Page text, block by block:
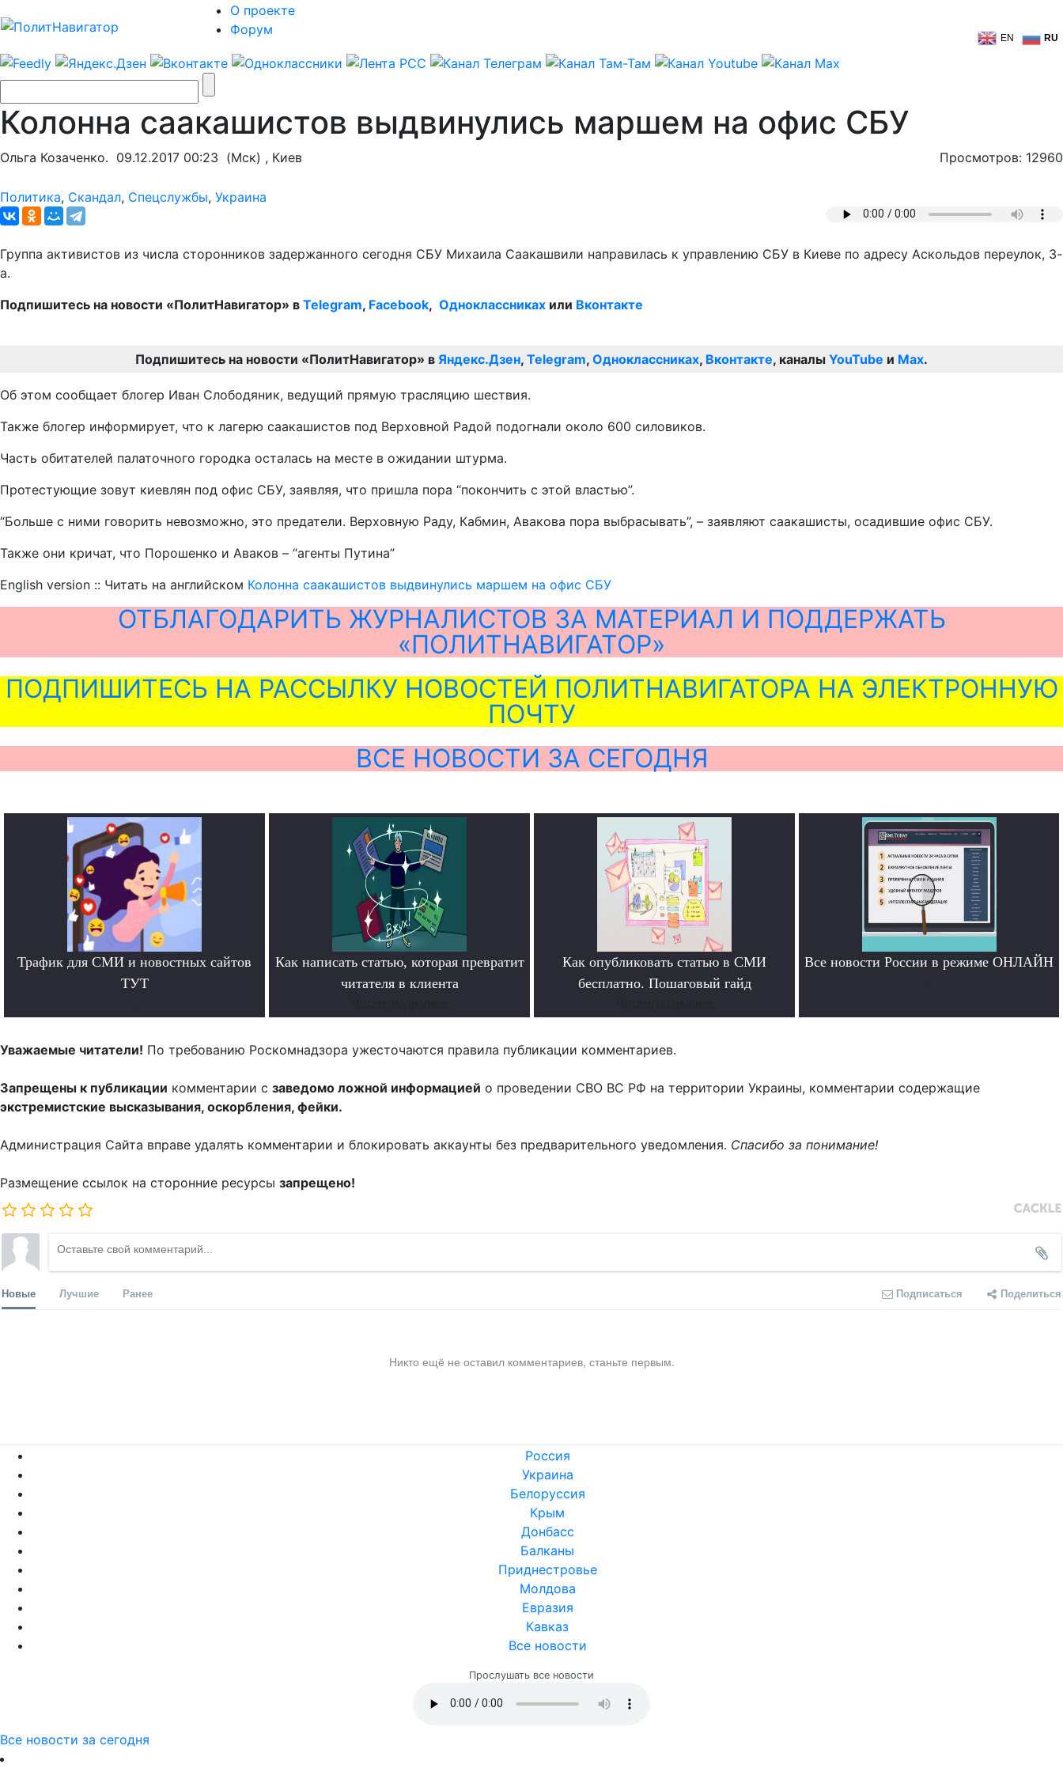
О проекте
Форум
EN RU
Колонна саакашистов выдвинулись маршем на офис СБУ
Ольга Козаченко. 09.12.2017 00:23 (Мск) , Киев Просмотров: 12960
Политика, Скандал, Спецслужбы, Украина
Группа активистов из числа сторонников задержанного сегодня СБУ Михаила Саакашвили направилась к управлению СБУ в Киеве по адресу Аскольдов переулок, 3-
а.
Подпишитесь на новости «ПолитНавигатор» в Telegram, Facebook, Одноклассниках или Вконтакте
Подпишитесь на новости «ПолитНавигатор» в Яндекс.Дзен, Telegram, Одноклассниках, Вконтакте, каналы YouTube и Max.
Об этом сообщает блогер Иван Слободяник, ведущий прямую трасляцию шествия.
Также блогер информирует, что к лагерю саакашистов под Верховной Радой подогнали около 600 силовиков.
Часть обитателей палаточного городка осталась на месте в ожидании штурма.
Протестующие зовут киевлян под офис СБУ, заявляя, что пришла пора “покончить с этой властью”.
“Больше с ними говорить невозможно, это предатели. Верховную Раду, Кабмин, Авакова пора выбрасывать”, – заявляют саакашисты, осадившие офис СБУ.
Также они кричат, что Порошенко и Аваков – “агенты Путина”
English version :: Читать на английском Колонна саакашистов выдвинулись маршем на офис СБУ
ОТБЛАГОДАРИТЬ ЖУРНАЛИСТОВ ЗА МАТЕРИАЛ И ПОДДЕРЖАТЬ
«ПОЛИТНАВИГАТОР»
ПОДПИШИТЕСЬ НА РАССЫЛКУ НОВОСТЕЙ ПОЛИТНАВИГАТОРА НА ЭЛЕКТРОННУЮ
ПОЧТУ
ВСЕ НОВОСТИ ЗА СЕГОДНЯ
Трафик для СМИ и новостных сайтов
ТУТ
Как написать статью, которая превратит
читателя в клиента
Как опубликовать статью в СМИ
бесплатно. Пошаговый гайд
Все новости России в режиме ОНЛАЙН
Уважаемые читатели! По требованию Роскомнадзора ужесточаются правила публикации комментариев.
Запрещены к публикации комментарии с заведомо ложной информацией о проведении СВО ВС РФ на территории Украины, комментарии содержащие
экстремистские высказывания, оскорбления, фейки.
Администрация Сайта вправе удалять комментарии и блокировать аккаунты без предварительного уведомления. Спасибо за понимание!
Размещение ссылок на сторонние ресурсы запрещено!
Новые Лучшие Ранее Подписаться Поделиться
Никто ещё не оставил комментариев, станьте первым.
Россия
Украина
Белоруссия
Крым
Донбасс
Балканы
Приднестровье
Молдова
Евразия
Кавказ
Все новости
Прослушать все новости
Все новости за сегодня